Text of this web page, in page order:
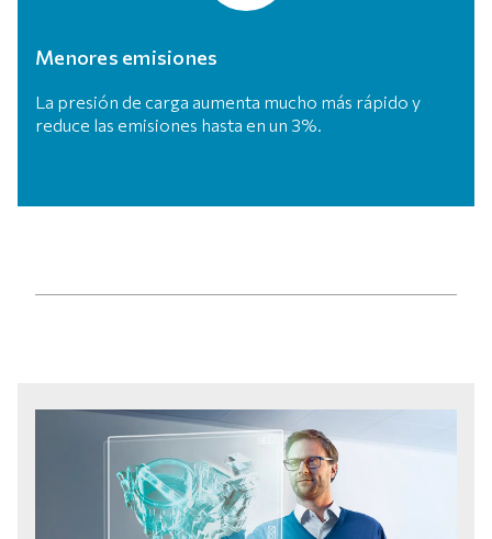
Menores emisiones
La presión de carga aumenta mucho más rápido y
reduce las emisiones hasta en un 3%.